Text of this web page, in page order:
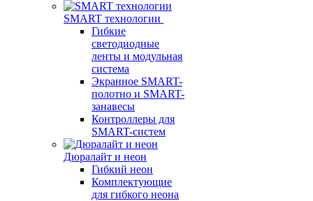
SMART технологии
Гибкие
светодиодные
ленты и модульная
система
Экранное SMART-
полотно и SMART-
занавесы
Контроллеры для
SMART-систем
Дюралайт и неон
Гибкий неон
Комплектующие
для гибкого неона